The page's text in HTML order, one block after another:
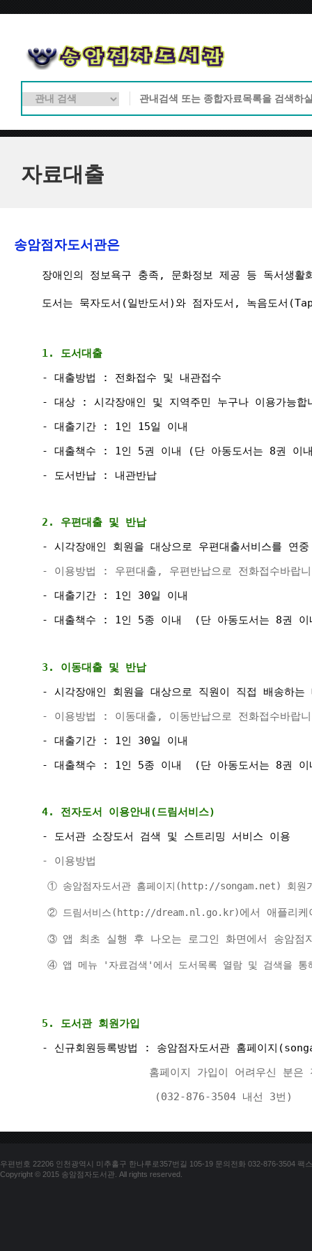
자료대출
송암점자도서관은
장애인의 정보욕구 충족 , 문화정보 제공 등 독서생
도서는 묵자도서(일반도서)와 점자도서, 녹음도서
1. 도서대출
- 대출방법 : 전화접수 및 내관접수
- 대상 : 시각장애인 및 지역주민 누구나 이용가능합
- 대출기간 : 1인 15일 이내
- 대출책수 : 1인 5권 이내 (단 아동도서는 8권 이
- 도서반납 : 내관반납
2. 우편대출 및 반납
- 시각장애인 회원을 대상으로 우편대출서비스를 연
- 이용방법 : 우편대출, 우편반납으로 전화접수바
- 대출기간 : 1인 30일 이내
- 대출책수 : 1인 5종 이내  (단 아동도서는 8권
3. 이동대출 및 반납
- 시각장애인 회원을 대상으로 직원이 직접 배송하는
- 이용방법 : 이동대출, 이동반납으로 전화접수바
- 대출기간 : 1인 30일 이내
- 대출책수 : 1인 5종 이내  (단 아동도서는 8권
4. 전자도서 이용안내(드림서비스)
- 도서관 소장도서 검색 및 스트리밍 서비스 이용
- 이용방법
① 송암점자도서관 홈페이지(http://songam.net) 회원
② 드림서비스(http://dream.nl.go.kr)에서 애플리
③ 앱 최초 실행 후 나오는 로그인 화면에서 송암점
④ 앱 메뉴 '자료검색'에서 도서목록 열람 및 검색을 통
5. 도서관 회원가입
- 신규회원등록방법 : 송암점자도서관 홈페이지
홈페이지 가입이 어려우신 분은
(032-876-3504 내선 3번)
우편번호 22206 인천광역시 미추홀구 한나루로357번길 105-19 문의전화 032-876-3504 팩
Copyright © 2015 송암점자도서관. All rights reserved.